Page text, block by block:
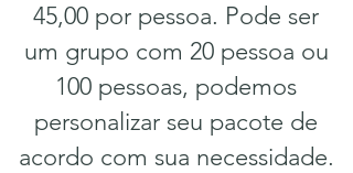
45,00 por pessoa. Pode ser
um grupo com 20 pessoa ou
100 pessoas, podemos
personalizar seu pacote de
acordo com sua necessidade.